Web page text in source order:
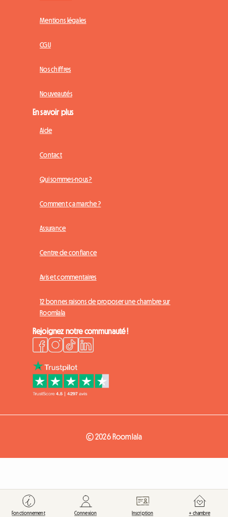
Mentions légales
CGU
Nos chiffres
Nouveautés
En savoir plus
Aide
Contact
Qui sommes-nous ?
Comment ça marche ?
Assurance
Centre de confiance
Avis et commentaires
12 bonnes raisons de proposer une chambre sur
Roomlala
Rejoignez notre communauté !
© 2026 Roomlala
Fonctionnement Connexion Inscription + chambre